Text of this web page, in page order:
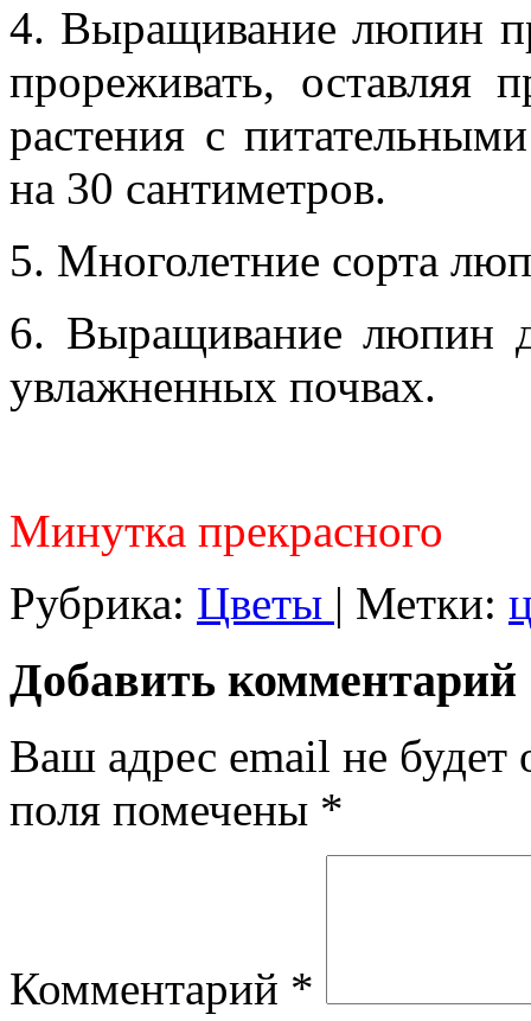
4. Выращивание люпин
прореживать, оставляя
растения с
на 30 сантиметров.
5. Многолетние сорта
6. Выращивание люпин
увлажненных почвах.
Минутка прекрасного
Рубрика: Цветы | Метки:
Добавить комментарий
Ваш адрес email не будет
поля помечены *
Комментарий *